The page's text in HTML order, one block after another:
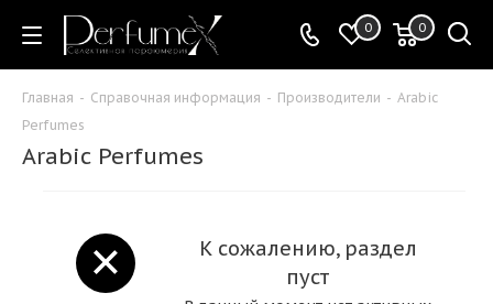
0 0
Главная - Справочная информация - Производители - Arabic
Perfumes
Arabic Perfumes
К сожалению, раздел
пуст